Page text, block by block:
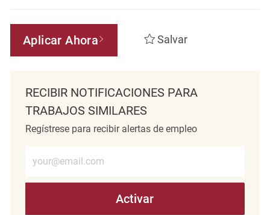
Aplicar Ahora Salvar
RECIBIR NOTIFICACIONES PARA
TRABAJOS SIMILARES
Regístrese para recibir alertas de empleo
Activar